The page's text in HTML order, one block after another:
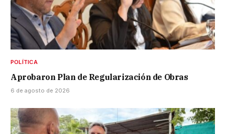
POLÍTICA
Aprobaron Plan de Regularización de Obras
6 de agosto de 2026